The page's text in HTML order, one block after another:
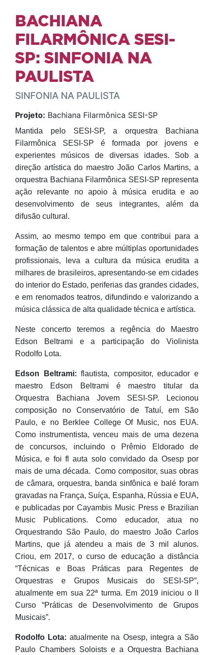
BACHIANA
FILARMÔNICA SESI-
SP: SINFONIA NA
PAULISTA
SINFONIA NA PAULISTA
Projeto: Bachiana Filarmônica SESI-SP
Mantida pelo SESI-SP, a orquestra Bachiana
Filarmônica SESI-SP é formada por jovens e
experientes músicos de diversas idades. Sob a
direção artística do maestro João Carlos Martins, a
orquestra Bachiana Filarmônica SESI-SP representa
ação relevante no apoio à música erudita e ao
desenvolvimento de seus integrantes, além da
difusão cultural.
Assim, ao mesmo tempo em que contribui para a
formação de talentos e abre múltiplas oportunidades
profissionais, leva a cultura da música erudita a
milhares de brasileiros, apresentando-se em cidades
do interior do Estado, periferias das grandes cidades,
e em renomados teatros, difundindo e valorizando a
música clássica de alta qualidade técnica e artística.
Neste concerto teremos a regência do Maestro
Edson Beltrami e a participação do Violinista
Rodolfo Lota.
Edson Beltrami: flautista, compositor, educador e
maestro Edson Beltrami é maestro titular da
Orquestra Bachiana Jovem SESI-SP. Lecionou
composição no Conservatório de Tatuí, em São
Paulo, e no Berklee College Of Music, nos EUA.
Como instrumentista, venceu mais de uma dezena
de concursos, incluindo o Prêmio Eldorado de
Música, e foi fl auta solo convidado da Osesp por
mais de uma década. Como compositor, suas obras
de câmara, orquestra, banda sinfônica e balé foram
gravadas na França, Suíça, Espanha, Rússia e EUA,
e publicadas por Cayambis Music Press e Brazilian
Music Publications. Como educador, atua no
Orquestrando São Paulo, do maestro João Carlos
Martins, que já atendeu a mais de 3 mil alunos.
Criou, em 2017, o curso de educação a distância
“Técnicas e Boas Práticas para Regentes de
Orquestras e Grupos Musicais do SESI-SP”,
atualmente em sua 22ª turma. Em 2019 iniciou o II
Curso “Práticas de Desenvolvimento de Grupos
Musicais”.
Rodolfo Lota: atualmente na Osesp, integra a São
Paulo Chambers Soloists e a Orquestra Bachiana